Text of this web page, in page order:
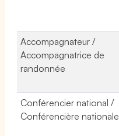
Accompagnateur /
Accompagnatrice de
randonnée
Conférencier national /
Conférencière nationale